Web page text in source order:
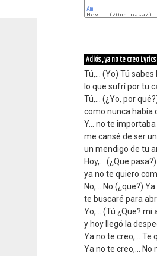
Am
Adiós , ya no te creo Lyrics
Tú,... (Yo) Tú sabes
lo que sufrí por tu
Tú,... (¿Yo, por
como nunca había
Y… no te importaba
me cansé de ser
un mendigo de tu
Hoy,… (¿Que
ya no te quiero
No,… No (¿que?)
te buscaré para
Yo,… (Tú ¿Que? mi
y hoy llegó la
Ya no te creo,… Te
Ya no te creo,… No